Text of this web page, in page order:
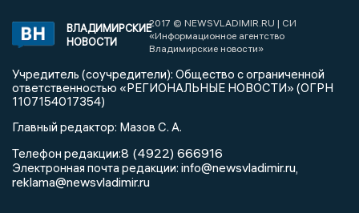
ВЛАДИМИРСКИЕ
НОВОСТИ
2017 © NEWSVLADIMIR.RU | СИ
«Информационное агентство
Владимирские новости»
Учредитель (соучредители): Общество с ограниченной
ответственностью «РЕГИОНАЛЬНЫЕ НОВОСТИ» (ОГРН
1107154017354)
Главный редактор: Мазов С. А.
Телефон редакции:8 (4922) 666916
Электронная почта редакции: info@newsvladimir.ru,
reklama@newsvladimir.ru